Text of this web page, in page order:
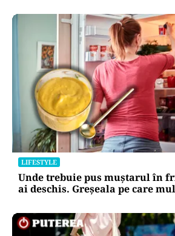
LIFESTYLE
Unde trebuie pus muștarul în
ai deschis. Greșeala pe care